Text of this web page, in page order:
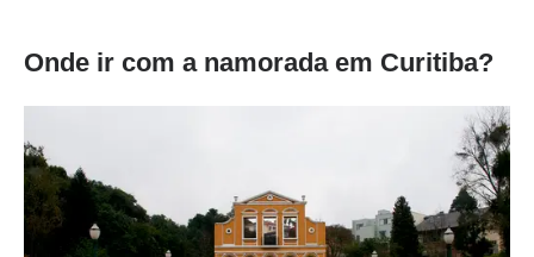
Onde ir com a namorada em Curitiba?